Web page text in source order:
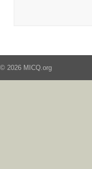
© 2026 MICQ.org